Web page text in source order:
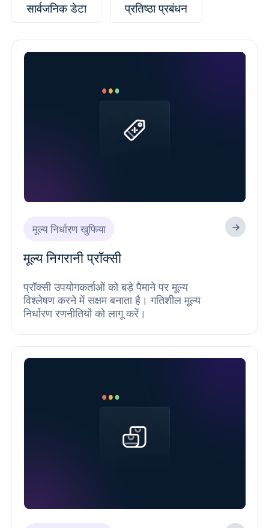
सार्वजनिक डेटा प्रतिष्ठा प्रबंधन
मूल्य निर्धारण खुफिया
मूल्य निगरानी प्रॉक्सी
प्रॉक्सी उपयोगकर्ताओं को बड़े पैमाने पर मूल्य
विश्लेषण करने में सक्षम बनाता है। गतिशील मूल्य
निर्धारण रणनीतियों को लागू करें।